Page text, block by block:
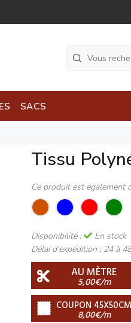
SACS
Tissu
Ce produit est également
Disponibilité :
En stock
Délai d'expédition : 24 à
AU MÈTRE
5,00€/m
COUPON 45X50CM
8,00€/m